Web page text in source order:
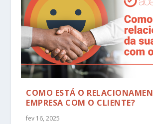
COMO ESTÁ O
EMPRESA COM O CLIENTE?
fev 16, 2025